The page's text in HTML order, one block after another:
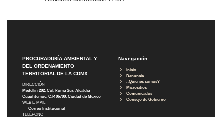
PROCURADURÍA AMBIENTAL Y
DEL ORDENAMIENTO
TERRITORIAL DE LA CDMX
DIRECCIÓN
Medellín 202, Col. Roma Sur, Alcaldía
Cuauhtémoc, C.P. 06700, Ciudad de México
WEB E-MAIL
Correo Institucional
TELÉFONO
Navegación
Inicio
Denuncia
¿Quiénes somos?
Micrositios
Comunicados
Consejo de Gobierno